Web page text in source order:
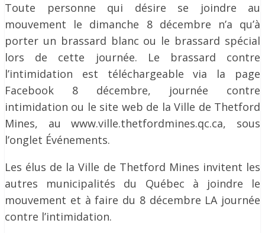
Toute personne qui désire se joindre au
mouvement le dimanche 8 décembre n’a qu’à
porter un brassard blanc ou le brassard spécial
lors de cette journée. Le brassard contre
l’intimidation est téléchargeable via la page
Facebook 8 décembre, journée contre
intimidation ou le site web de la Ville de Thetford
Mines, au www.ville.thetfordmines.qc.ca, sous
l’onglet Événements.
Les élus de la Ville de Thetford Mines invitent les
autres municipalités du Québec à joindre le
mouvement et à faire du 8 décembre LA journée
contre l’intimidation.